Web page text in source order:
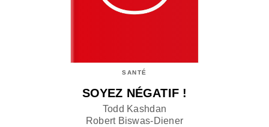
SANTÉ
SOYEZ NÉGATIF !
Todd Kashdan
Robert Biswas-Diener